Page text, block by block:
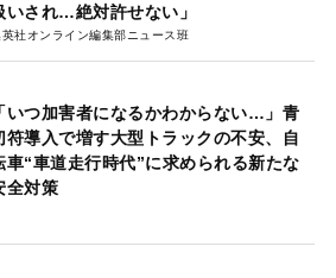
いされ…絶対許せない」
英社オンライン編集部ニュース班
「いつ加害者になるかわからない…」青
符導入で増す大型トラックの不安、自
車“車道走行時代”に求められる新たな
全対策